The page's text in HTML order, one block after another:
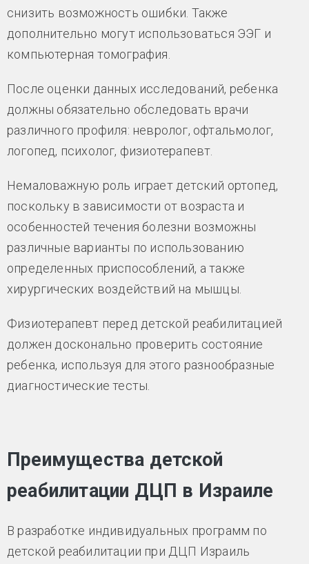
снизить возможность ошибки. Также
дополнительно могут использоваться ЭЭГ и
компьютерная томография.
После оценки данных исследований, ребенка
должны обязательно обследовать врачи
различного профиля: невролог, офтальмолог,
логопед, психолог, физиотерапевт.
Немаловажную роль играет детский ортопед,
поскольку в зависимости от возраста и
особенностей течения болезни возможны
различные варианты по использованию
определенных приспособлений, а также
хирургических воздействий на мышцы.
Физиотерапевт перед детской реабилитацией
должен досконально проверить состояние
ребенка, используя для этого разнообразные
диагностические тесты.
Преимущества детской
реабилитации ДЦП в Израиле
В разработке индивидуальных программ по
детской реабилитации при ДЦП Израиль